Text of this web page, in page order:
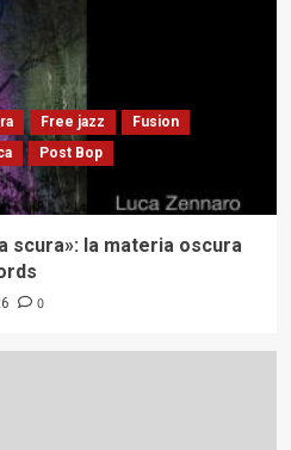
Free jazz
Fusion
Post Bop
scura»: la materia oscura
0